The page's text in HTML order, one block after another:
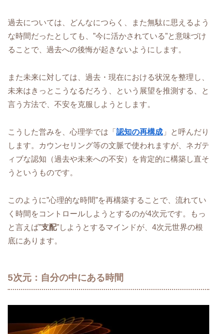
過去については、どんなにつらく、また無駄に思えるよう
な時間だったとしても、”今に活かされている”と意味づけ
ることで、過去への後悔が起きないようにします。
また未来に対しては、過去・現在における状況を整理し、
未来はきっとこうなるだろう、という展望を推測する、と
言う方法で、不安を克服しようとします。
こうした営みを、心理学では「 認知の再構成 」と呼んだり
します。カウンセリング等の文脈で使われますが、ネガテ
ィブな認知（過去や未来への不安）を肯定的に構築し直そ
うというものです。
このように”心理的な時間”を再構築することで、流れてい
く時間をコントロールしようとするのが4次元です。もっ
と言えば”支配”しようとするマインドが、4次元世界の根
底にあります。
5次元：自分の中にある時間